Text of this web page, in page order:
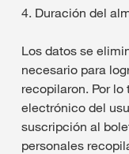
4. Duración del
Los datos se
necesario para
recopilaron. Por
electrónico del
suscripción al
personales